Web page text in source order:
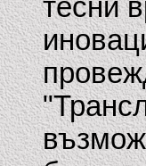
тесни